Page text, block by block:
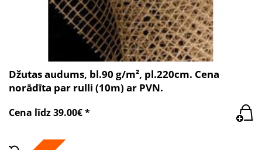
Džutas audums, bl.90 g/m², pl.220cm. Cena
norādīta par rulli (10m) ar PVN.
Cena līdz 39.00€ *